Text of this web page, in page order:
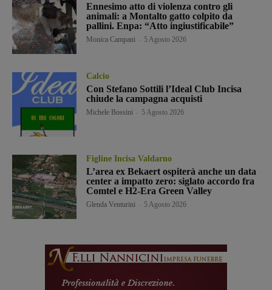
Ennesimo atto di violenza contro gli
animali: a Montalto gatto colpito da
pallini. Enpa: “Atto ingiustificabile”
Monica Campani 5 Agosto 2026
Calcio
Con Stefano Sottili l’Ideal Club Incisa
chiude la campagna acquisti
Michele Bossini 5 Agosto 2026
Figline Incisa Valdarno
L’area ex Bekaert ospiterà anche un data
center a impatto zero: siglato accordo fra
Comtel e H2-Era Green Valley
Glenda Venturini 5 Agosto 2026